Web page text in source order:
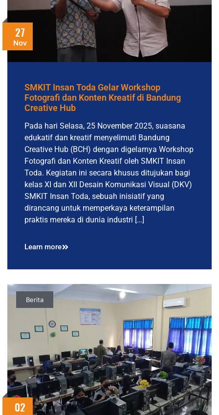
27
Nov
SMKIT Insan Toda Gelar Workshop
Fotografi dan Konten Kreatif di Bandung
Creative Hub
Pada hari Selasa, 25 November 2025, suasana
edukatif dan kreatif menyelimuti Bandung
Creative Hub (BCH) dengan digelarnya Workshop
Fotografi dan Konten Kreatif oleh SMKIT Insan
Toda. Kegiatan ini secara khusus ditujukan bagi
kelas XI dan XII Desain Komunikasi Visual (DKV)
SMKIT Insan Toda, sebuah inisiatif yang
dirancang untuk memperkaya keterampilan
praktis mereka di dunia industri […]
Learn more
02
Berita